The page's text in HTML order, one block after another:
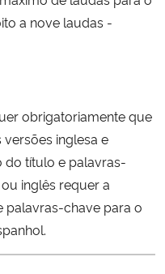
a nove laudas -
obrigatoriamente que
inglesa e
do título e palavras-
inglês requer a
chave para o